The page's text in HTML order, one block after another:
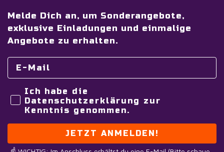
Melde Dich an, um Sonderangebote,
exklusive Einladungen und einmalige
Angebote zu erhalten.
Ich habe die
Datenschutzerklärung zur
Kenntnis genommen.
JETZT ANMELDEN!